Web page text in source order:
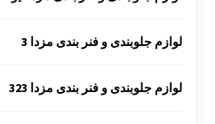
لوازم جلوبندی و فنر بندی مزدا 3
لوازم جلوبندی و فنر بندی مزدا 323